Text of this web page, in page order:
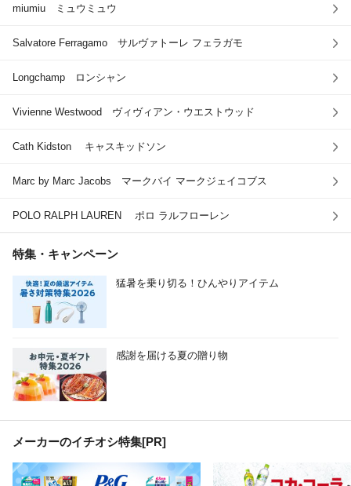
miumiu ミュウミュウ
Salvatore Ferragamo サルヴァトーレ フェラガモ
Longchamp ロンシャン
Vivienne Westwood ヴィヴィアン・ウエストウッド
Cath Kidston キャスキッドソ ン
Marc by Marc Jacobs マークバイ マークジェイコブス
POLO RALPH LAUREN ポロ ラルフローレン
特集・キャンペーン
猛暑を乗り切る！ひんやりアイテム
感謝を届ける夏の贈り物
メーカーのイチオシ特集[PR]